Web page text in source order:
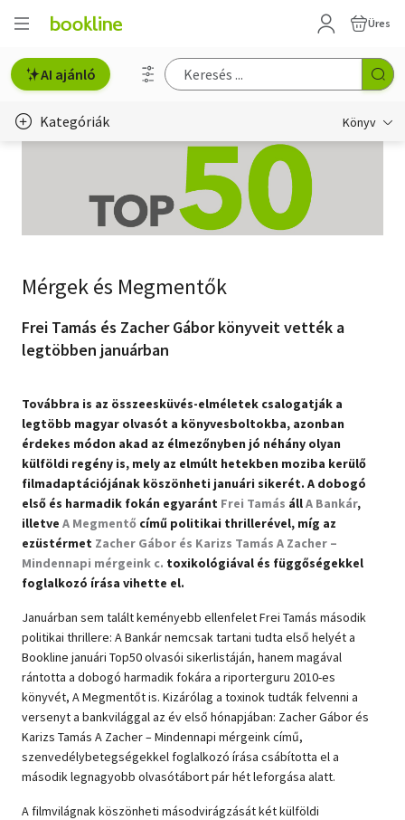
Üres
AI ajánló
Kategóriák Könyv
Hobbi, szabadidő
Irodalom
Művészet
Szakkönyv
Szótár, nyelvkönyv
Tankönyv, segédkönyv
Társadalomtudomány
Természettudomány
Történelem
Vallás
Mérgek és Megmentők
Frei Tamás és Zacher Gábor könyveit vették a
legtöbben januárban
Továbbra is az összeesküvés-elméletek csalogatják a
legtöbb magyar olvasót a könyvesboltokba, azonban
érdekes módon akad az élmezőnyben jó néhány olyan
külföldi regény is, mely az elmúlt hetekben moziba kerülő
filmadaptációjának köszönheti januári sikerét. A dobogó
első és harmadik fokán egyaránt Frei Tamás állA Bankár,
illetve A Megmentő című politikai thrillerével, míg az
ezüstérmet Zacher Gábor és Karizs Tamás A Zacher –
Mindennapi mérgeink c. toxikológiával és függőségekkel
foglalkozó írása vihette el.
Januárban sem talált keményebb ellenfelet Frei Tamás második
politikai thrillere: A Bankár nemcsak tartani tudta első helyét a
Bookline januári Top50 olvasói sikerlistáján, hanem magával
rántotta a dobogó harmadik fokára a riporterguru 2010-es
könyvét, A Megmentőt is. Kizárólag a toxinok tudták felvenni a
versenyt a bankvilággal az év első hónapjában: Zacher Gábor és
Karizs Tamás A Zacher – Mindennapi mérgeink című,
szenvedélybetegségekkel foglalkozó írása csábította el a
második legnagyobb olvasótábort pár hét leforgása alatt.
A filmvilágnak köszönheti másodvirágzását két külföldi